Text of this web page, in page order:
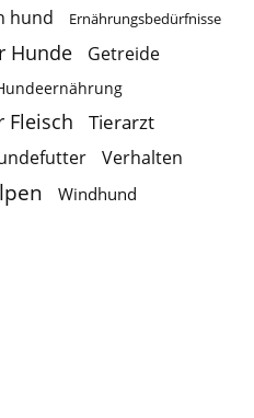
hund Ernährungsbedürfnisse
Hunde Getreide
Fleisch
Tierarzt
Verhalten
Windhund